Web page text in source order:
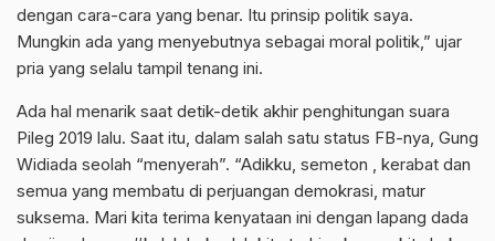
dengan cara-cara yang benar. Itu prinsip politik saya.
Mungkin ada yang menyebutnya sebagai moral politik,” ujar
pria yang selalu tampil tenang ini.
Ada hal menarik saat detik-detik akhir penghitungan suara
Pileg 2019 lalu. Saat itu, dalam salah satu status FB-nya, Gung
Widiada seolah “menyerah”. “Adikku, semeton , kerabat dan
semua yang membatu di perjuangan demokrasi, matur
suksema. Mari kita terima kenyataan ini dengan lapang dada